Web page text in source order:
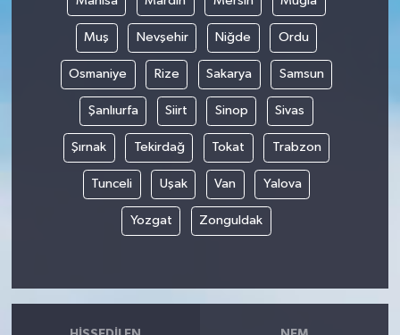
Muş Nevşehir Niğde Ordu
Osmaniye Rize Sakarya Samsun
Şanlıurfa Siirt Sinop Sivas
Şırnak Tekirdağ Tokat Trabzon
Tunceli Uşak Van Yalova
Yozgat Zonguldak